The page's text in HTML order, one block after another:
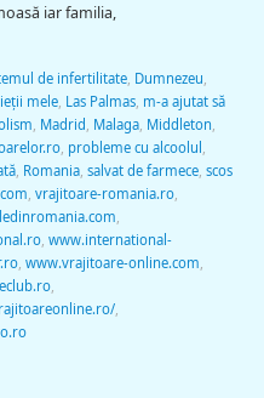
iar familia,
de infertilitate, Dumnezeu
mele, Las Palmas, m-a ajutat să
Madrid Malaga, Middleton
, probleme cu alcoolul
, Romania, salvat de farmece, scos
vrajitoare-romania.ro,
, www.international-
, www.vrajitoare-online.com
,
,